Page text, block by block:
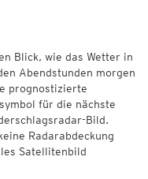
Blick, wie das Wetter in
Abendstunden morgen
prognostizierte
für die nächste
Bild.
Radarabdeckung
Satellitenbild